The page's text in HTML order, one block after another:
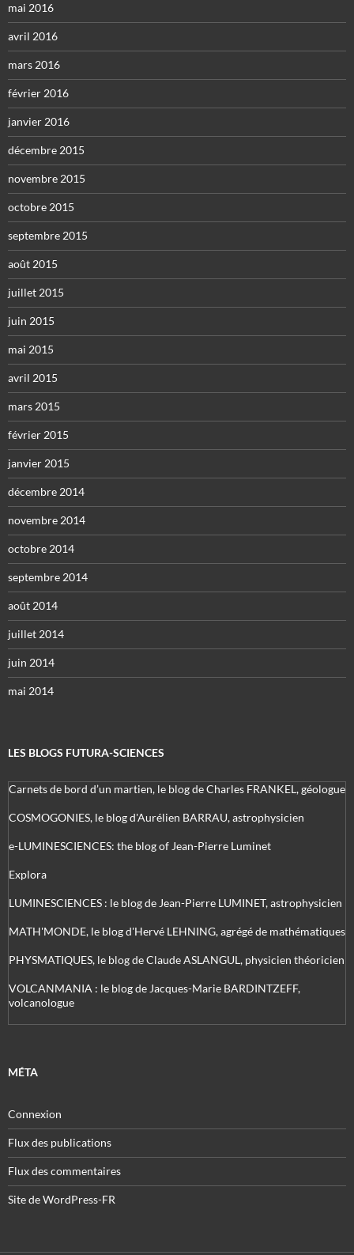
mai 2016
avril 2016
mars 2016
février 2016
janvier 2016
décembre 2015
novembre 2015
octobre 2015
septembre 2015
août 2015
juillet 2015
juin 2015
mai 2015
avril 2015
mars 2015
février 2015
janvier 2015
décembre 2014
novembre 2014
octobre 2014
septembre 2014
août 2014
juillet 2014
juin 2014
mai 2014
LES BLOGS FUTURA-SCIENCES
Carnets de bord d’un martien, le blog de Charles FRANKEL, géologue
COSMOGONIES, le blog d'Aurélien BARRAU, astrophysicien
e-LUMINESCIENCES: the blog of Jean-Pierre Luminet
Explora
LUMINESCIENCES : le blog de Jean-Pierre LUMINET, astrophysicien
MATH'MONDE, le blog d'Hervé LEHNING, agrégé de mathématiques
PHYSMATIQUES, le blog de Claude ASLANGUL, physicien théoricien
VOLCANMANIA : le blog de Jacques-Marie BARDINTZEFF,
volcanologue
MÉTA
Connexion
Flux des publications
Flux des commentaires
Site de WordPress-FR